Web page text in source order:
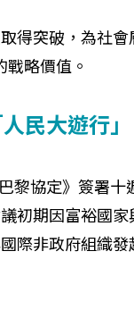
得突破，為社
略價值。
民大遊行」
黎協定》簽署
初期因富裕國
際非政府組織